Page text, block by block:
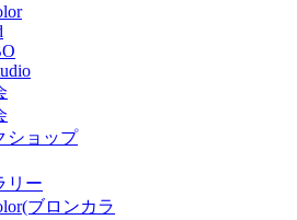
ショップ
リー
ブロンカラ